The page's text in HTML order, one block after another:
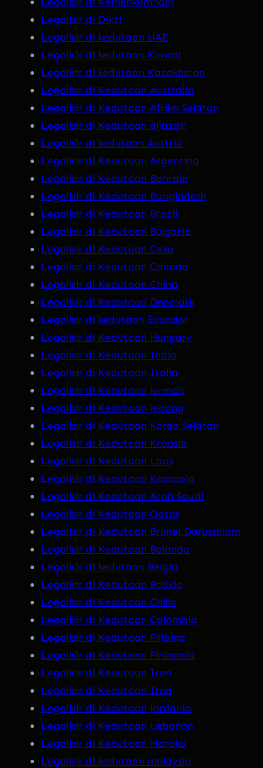
Legalisir di Dikti
Legalisir di kedutaan UAE
Legalisir di kedutaan Kuwait
Legalisir di kedutaan Kazakhstan
Legalisir di Kedutaan Australia
Legalisir di Kedutaan Afrika Selatan
Legalisir di Kedutaan aljazair
Legalisir di kedutaan Austria
Legalisir di Kedutaan Argentina
Legalisir di Kedutaan Bahrain
Legalisir di Kedutaan Bangladesh
Legalisir di Kedutaan Brazil
Legalisir di Kedutaan Bulgaria
Legalisir di Kedutaan Ceko
Legalisir di Kedutaan Canada
Legalisir di Kedutaan China
Legalisir di Kedutaan Denmark
Legalisir di kedutaan Ecuador
Legalisir di Kedutaan Hungary
Legalisir di Kedutaan India
Legalisir di Kedutaan Italia
Legalisir di Kedutaan Jerman
Legalisir di Kedutaan Jepang
Legalisir di Kedutaan Korea Selatan
Legalisir di Kedutaan Kroasia
Legalisir di Kedutaan Laos
Legalisir di Kedutaan Kamboja
Legalisir di Kedutaan Arab Saudi
Legalisir di Kedutaan Qatar
Legalisir di Kedutaan Brunei Darussalam
Legalisir di Kedutaan Belanda
Legalisir di kedutaan Belgia
Legalisir di Kedutaan Bolivia
Legalisir di Kedutaan Chille
Legalisir di Kedutaan Colombia
Legalisir di Kedutaan Filipina
Legalisir di Kedutaan Finlandia
Legalisir di Kedutaan Iran
Legalisir di Kedutaan Iraq
Legalisir di Kedutaan Jordania
Legalisir di Kedutaan Lebanon
Legalisir di Kedutaan Maroko
Legalisir di kedutaan malaysia